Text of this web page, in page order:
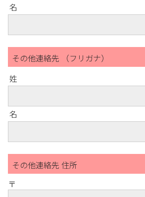
名
その他連絡先 （フリガナ）
姓
名
その他連絡先 住所
〒